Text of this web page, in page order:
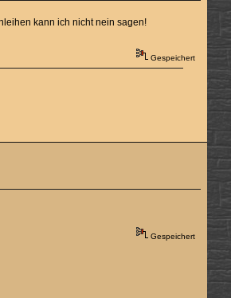
kann ich nicht nein sagen!
Gespeichert
Gespeichert